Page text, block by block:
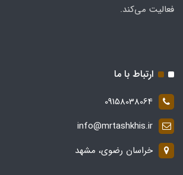
فعالیت می‌کند.
ارتباط با ما
09158038064
info@mrtashkhis.ir
خراسان رضوی، مشهد